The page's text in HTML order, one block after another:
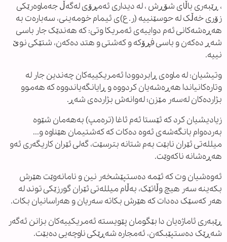
، ڕێبەری باڵای شۆڕش ، لە دیداری ئەمڕۆی لەگەڵ جەماوەرێکی
زۆری خەڵک لە حوسێنییە (ر.ع)ی ئیمام خومەینی، سەبارەت بە
هەڕەشەکانی ئەم دواییەی ئەمریکا وتی: کە هەندێک جار باسی
شەڕ دەکەن و باسی فڕۆکە و کەشتی و هتد دەکەن، شتێکی نوێ
نییە.
وتیشیان: لە ماوەی ڕابردوودا ئەمریکییەکان چەندین جار لە
وتارەکانیاندا هەڕەشەیان کردووە و ڕایانگەیاندووە کە هەموو
بژاردەکان لەسەر مێزن؛ لەوانەش بژاردەی شەڕ.
زیادیشیان کرد کە ئێستا ئەم ئاغا (ترەمپ) بەهەمان شێوە
بەردەوام بانگەشەی ئەوە دەکات کە کەشتیمان هێناوە و...
میللەتی ئێران نابێت بەم شتانە بترسێت، گەلی ئێران کاریگەری ئەو
هەڕەشانە ناکەوێت.
ئەوەشیان وت کە ئێمە دەستپێشخەر نین و نامانەوێت هێرش
بکەینە سەر هیچ وڵاتێک، بەڵام میللەتی ئێران گورزێکی توند لە
هەر کەسێک دەدات کە هێرش بکاتە سەریان و هەراسانیان بکات.
ڕێبەری ئاماژەیان دا بێگومان پێویستە ئەمریکییەکان بزانن ئەگەر
شەڕێک دەستپێبکەن، ئەمجارە شەڕێکی ناوچەیی دەبێت.